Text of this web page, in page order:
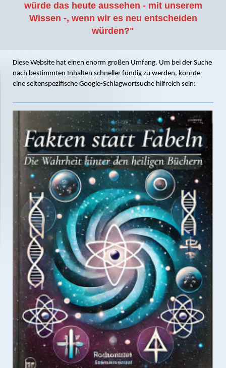
würde das heute aussehen - mit unserem
Wissen -, wenn wir es neu entscheiden
würden?"
Diese Website hat einen enorm großen Umfang. Um bei der Suche
nach bestimmten Inhalten schneller fündig zu werden, könnte
eine seitenspezifische Google-Schlagwortsuche hilfreich sein: